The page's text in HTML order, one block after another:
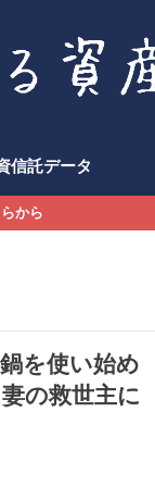
信託データ
から
を使い始め
の救世主に